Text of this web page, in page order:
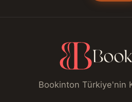
Bookinton Türkiye'nin